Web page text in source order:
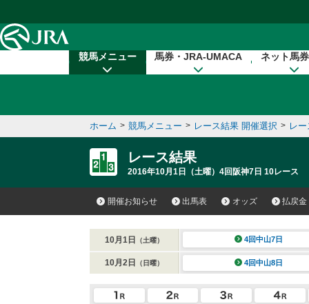
競馬メニュー 馬券・JRA-UMACA ネット馬
ホーム > 競馬メニュー > レース結果 開催選択 > レ
レース結果
2016年10月1日（土曜）4回阪神7日 10レース
開催お知らせ 出馬表 オッズ 払戻金
10月1日 （土曜） 4回中山7日
10月2日 （日曜） 4回中山8日